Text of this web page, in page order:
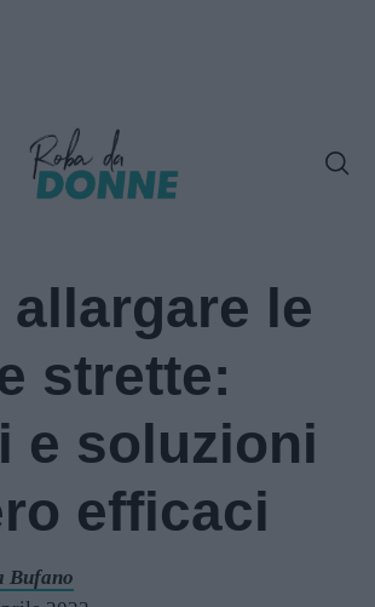
allargare le
strette:
e soluzioni
efficaci
Bufano